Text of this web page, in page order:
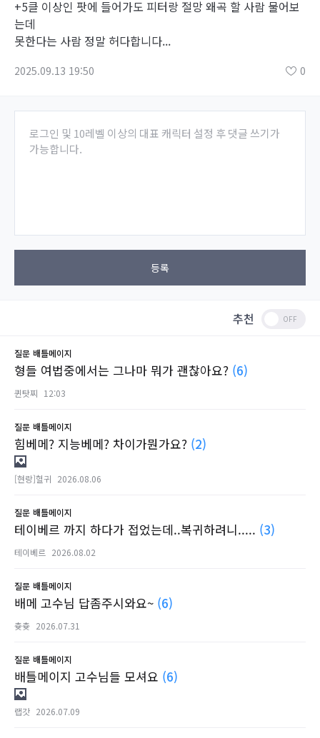
+5클 이상인 팟에 들어가도 피터랑 절망 왜곡 할 사람 물어보
는데
못한다는 사람 정말 허다합니다...
2025.09.13 19:50 0
로그인 및 10레벨 이상의 대표 캐릭터 설정 후 댓글 쓰기가
가능합니다.
등록
추천
질문 배틀메이지
형들 여법중에서는 그나마 뭐가 괜찮아요? (6)
퀸탓찌 12:03
질문 배틀메이지
힘베메? 지능베메? 차이가뭔가요? (2)
[현랑]혈귀 2026.08.06
질문 배틀메이지
테이베르 까지 하다가 접었는데..복귀하려니..... (3)
테이베르 2026.08.02
질문 배틀메이지
배메 고수님 답좀주시와요~ (6)
츛츛 2026.07.31
질문 배틀메이지
배틀메이지 고수님들 모셔요 (6)
랩갓 2026.07.09